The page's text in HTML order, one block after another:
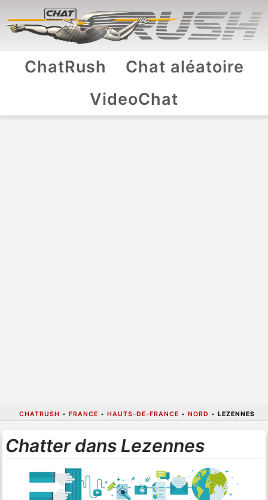
ChatRush
Chat aléatoire
VideoChat
CHATRUSH • FRANCE • HAUTS-DE-FRANCE • NORD • LEZENNES
Chatter dans Lezennes